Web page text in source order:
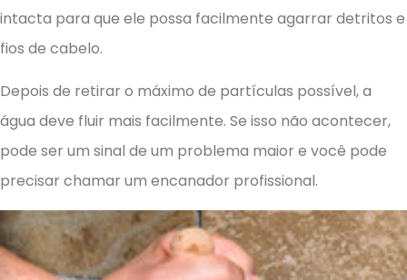
intacta para que ele possa facilmente agarrar detritos e
fios de cabelo.
Depois de retirar o máximo de partículas possível, a
água deve fluir mais facilmente. Se isso não acontecer,
pode ser um sinal de um problema maior e você pode
precisar chamar um encanador profissional.